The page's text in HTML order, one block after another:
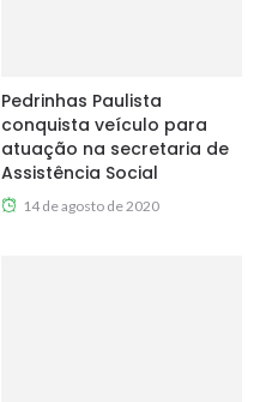
Pedrinhas Paulista
conquista veículo para
atuação na secretaria de
Assistência Social
14 de agosto de 2020